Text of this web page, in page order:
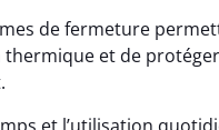
de fermeture
thermique et de